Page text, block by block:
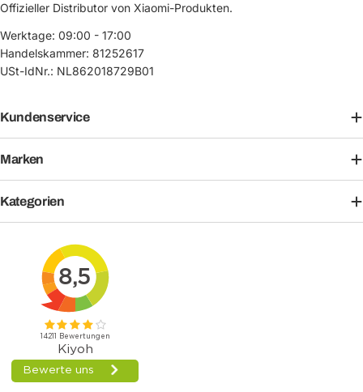
Offizieller Distributor von Xiaomi-Produkten.
Werktage: 09:00 - 17:00
Handelskammer: 81252617
USt-IdNr.: NL862018729B01
Kundenservice
Marken
Kategorien